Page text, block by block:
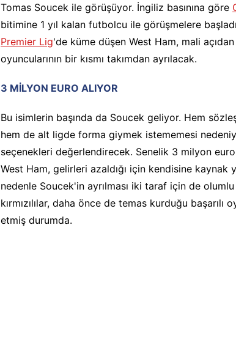
Tomas Soucek ile görüşüyor. İngiliz basınına göre
bitimine 1 yıl kalan futbolcu ile görüşmelere
Premier Lig'de küme düşen West Ham, mali
oyuncularının bir kısmı takımdan ayrılacak.
3 MİLYON EURO ALIYOR
Bu isimlerin başında da Soucek geliyor. Hem
hem de alt ligde forma giymek istememesi
seçenekleri değerlendirecek. Senelik 3 milyon
West Ham, gelirleri azaldığı için kendisine kaynak
nedenle Soucek'in ayrılması iki taraf için de
kırmızılılar, daha önce de temas kurduğu
etmiş durumda.